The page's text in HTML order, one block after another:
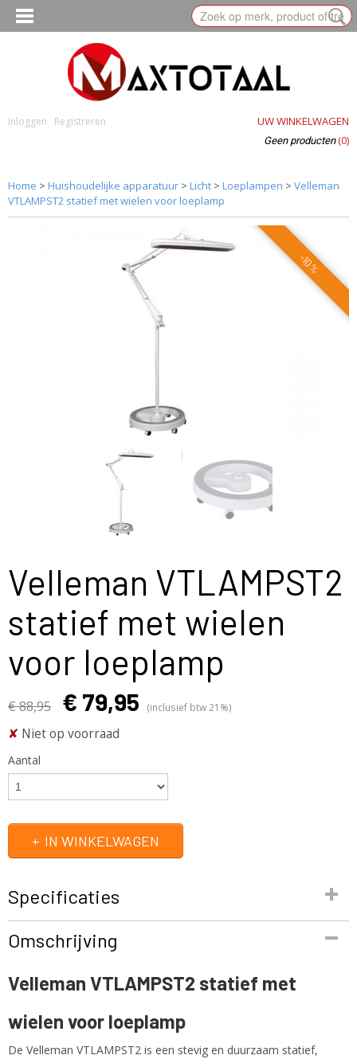
Inloggen Registreren UW WINKELWAGEN
Geen producten (0)
Home > Huishoudelijke apparatuur > Licht > Loeplampen > Velleman
VTLAMPST2 statief met wielen voor loeplamp
-10%
Velleman VTLAMPST2
statief met wielen
voor loeplamp
€ 88,95 € 79,95 (inclusief btw 21%)
✘ Niet op voorraad
Aantal
IN WINKELWAGEN
Specificaties
VTLAMPST2
5410329565589
VTLAMPST2
1,00 Kg
Omschrijving
Velleman VTLAMPST2 statief met
wielen voor loeplamp
De Velleman VTLAMPST2 is een stevig en duurzaam statief,